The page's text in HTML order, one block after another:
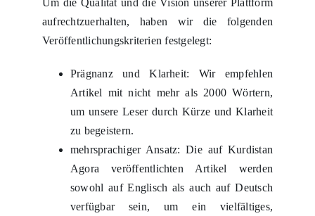
Um die Qualität und die Vision unserer Plattform
aufrechtzuerhalten, haben wir die folgenden
Veröffentlichungskriterien festgelegt:
Prägnanz und Klarheit: Wir empfehlen
Artikel mit nicht mehr als 2000 Wörtern,
um unsere Leser durch Kürze und Klarheit
zu begeistern.
mehrsprachiger Ansatz: Die auf Kurdistan
Agora veröffentlichten Artikel werden
sowohl auf Englisch als auch auf Deutsch
verfügbar sein, um ein vielfältiges,